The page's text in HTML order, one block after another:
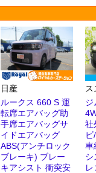
日産
ルークス 660 S 運
転席エアバッグ助
手席エアバッグサ
イドエアバッグ
ABS(アンチロック
ブレーキ) ブレー
キアシスト 衝突安
ス
ジ
社
車
シ